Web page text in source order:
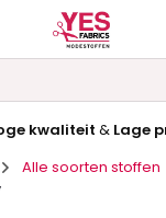
kwaliteit & Lage
Alle soorten stoffen